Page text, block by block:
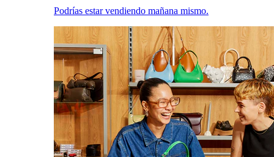
Podrías estar vendiendo mañana mismo.